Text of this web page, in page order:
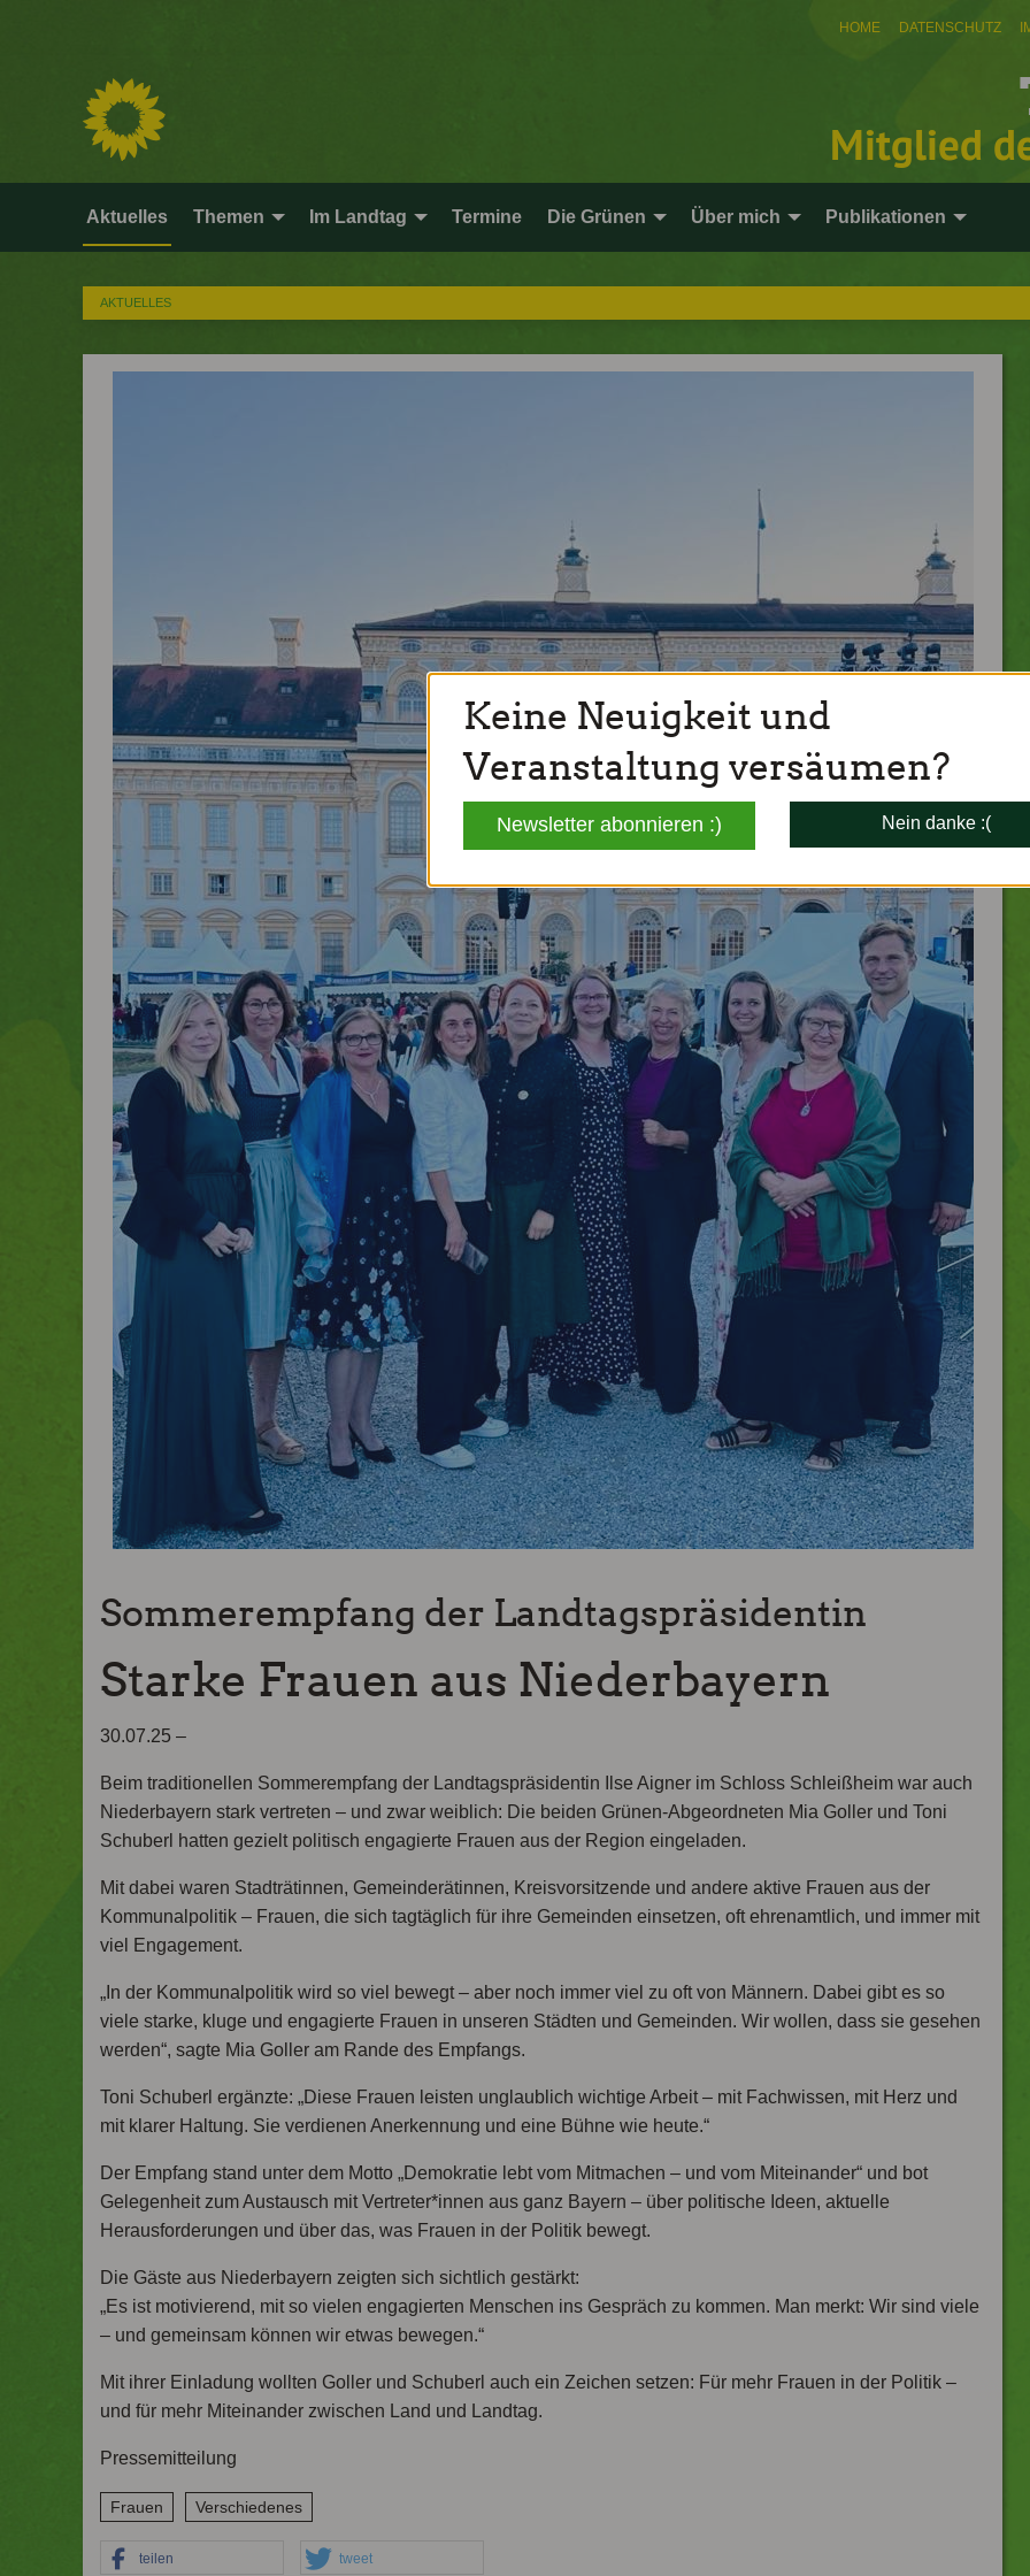
HOME DATENSCHUTZ
Mitglied
Aktuelles Themen Im Landtag Termine Die Grünen Über mich Publikationen
AKTUELLES
Sommerempfang der Landtagspräsidentin
Starke Frauen aus Niederbayern
30.07.25 –
Beim traditionellen Sommerempfang der Landtagspräsidentin Ilse Aigner im Schloss Schleißheim war auch
Niederbayern stark vertreten – und zwar weiblich: Die beiden Grünen-Abgeordneten Mia Goller und Toni
Schuberl hatten gezielt politisch engagierte Frauen aus der Region eingeladen.
Mit dabei waren Stadträtinnen, Gemeinderätinnen, Kreisvorsitzende und andere aktive Frauen aus der
Kommunalpolitik – Frauen, die sich tagtäglich für ihre Gemeinden einsetzen, oft ehrenamtlich, und immer mit
viel Engagement.
„In der Kommunalpolitik wird so viel bewegt – aber noch immer viel zu oft von Männern. Dabei gibt es so
viele starke, kluge und engagierte Frauen in unseren Städten und Gemeinden. Wir wollen, dass sie gesehen
werden“, sagte Mia Goller am Rande des Empfangs.
Toni Schuberl ergänzte: „Diese Frauen leisten unglaublich wichtige Arbeit – mit Fachwissen, mit Herz und
mit klarer Haltung. Sie verdienen Anerkennung und eine Bühne wie heute.“
Der Empfang stand unter dem Motto „Demokratie lebt vom Mitmachen – und vom Miteinander“ und bot
Gelegenheit zum Austausch mit Vertreter*innen aus ganz Bayern – über politische Ideen, aktuelle
Herausforderungen und über das, was Frauen in der Politik bewegt.
Die Gäste aus Niederbayern zeigten sich sichtlich gestärkt:
„Es ist motivierend, mit so vielen engagierten Menschen ins Gespräch zu kommen. Man merkt: Wir sind viele
– und gemeinsam können wir etwas bewegen.“
Mit ihrer Einladung wollten Goller und Schuberl auch ein Zeichen setzen: Für mehr Frauen in der Politik –
und für mehr Miteinander zwischen Land und Landtag.
Pressemitteilung
Frauen Verschiedenes
teilen tweet
Keine Neuigkeit und
Veranstaltung versäumen?
Newsletter abonnieren :) Nein danke :(